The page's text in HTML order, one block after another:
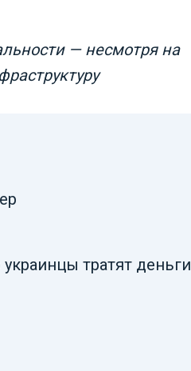
— несмотря на
тратят деньги